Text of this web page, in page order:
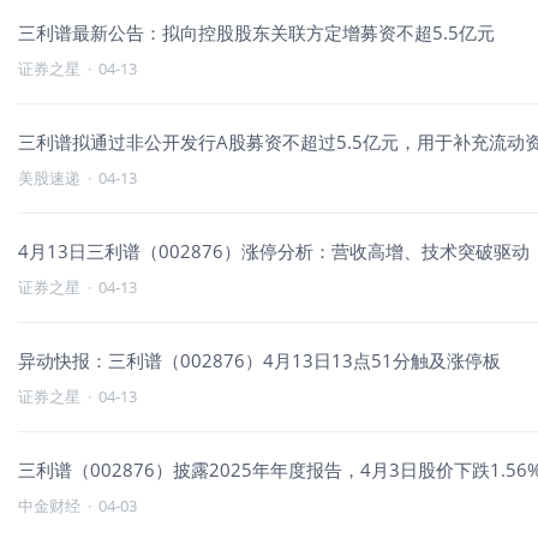
三利谱最新公告：拟向控股股东关联方定增募资不超5.5亿元
证券之星 · 04-13
三利谱拟通过非公开发行A股募资不超过5.5亿元，用于补充流动
美股速递 · 04-13
4月13日三利谱（002876）涨停分析：营收高增、技术突破驱动
证券之星 · 04-13
异动快报：三利谱（002876）4月13日13点51分触及涨停板
证券之星 · 04-13
三利谱（002876）披露2025年年度报告，4月3日股价下跌
中金财经 · 04-03